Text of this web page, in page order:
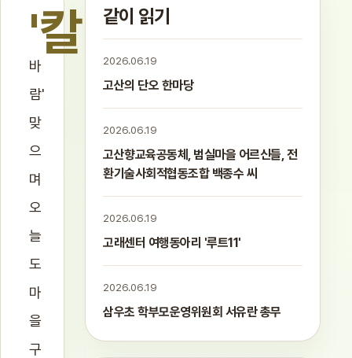
'칼
바
람'
맞
으
며
오
늘
도
마
을
구
같이 읽기
2026.06.19
고산의 단오 한마당
2026.06.19
고산향교육공동체, 범실마을 어르신들, 전
환기술사회적협동조합 백종수 씨
2026.06.19
고래센터 여행동아리 '루트11'
2026.06.19
삼우초 학부모운영위원회 서유란 총무